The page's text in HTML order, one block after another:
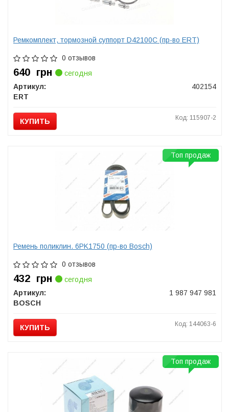
Ремкомплект, тормозной суппорт D42100C (пр-во ERT)
0 отзывов
640 грн
сегодня
Артикул:
402154
ERT
КУПИТЬ Код: 115907-2
Ремень поликлин. 6PK1750 (пр-во Bosch)
0 отзывов
432 грн
сегодня
Артикул:
1 987 947 981
BOSCH
КУПИТЬ Код: 144063-6
Топ продаж
Топ продаж